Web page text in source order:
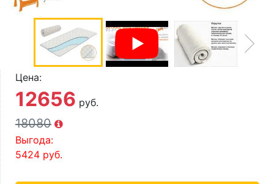
Цена:
12656 руб.
18080
Выгода:
5424 руб.